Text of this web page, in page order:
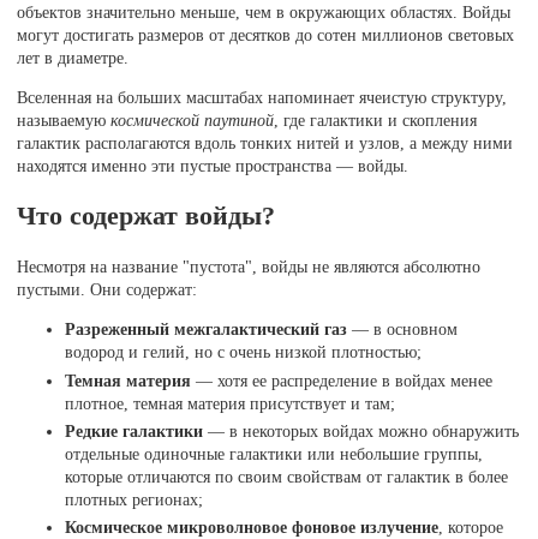
объектов значительно меньше, чем в окружающих областях. Войды
могут достигать размеров от десятков до сотен миллионов световых
лет в диаметре.
Вселенная на больших масштабах напоминает ячеистую структуру,
называемуюкосмической паутиной , где галактики и скопления
галактик располагаются вдоль тонких нитей и узлов, а между ними
находятся именно эти пустые пространства — войды.
Что содержат войды?
Несмотря на название "пустота", войды не являются абсолютно
пустыми. Они содержат:
Разреженный межгалактический газ — в основном
водород и гелий, но с очень низкой плотностью;
Темная материя — хотя ее распределение в войдах менее
плотное, темная материя присутствует и там;
Редкие галактики — в некоторых войдах можно обнаружить
отдельные одиночные галактики или небольшие группы,
которые отличаются по своим свойствам от галактик в более
плотных регионах;
Космическое микроволновое фоновое излучение, которое